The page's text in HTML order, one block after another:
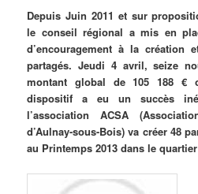
Depuis Juin 2011 et sur
le conseil régional a mis en
d’encouragement à la
partagés. Jeudi 4 avril, seize
montant global de 105 188 €
dispositif a eu un succès
l’association ACSA
d’Aulnay-sous-Bois) va créer 48
au Printemps 2013 dans le